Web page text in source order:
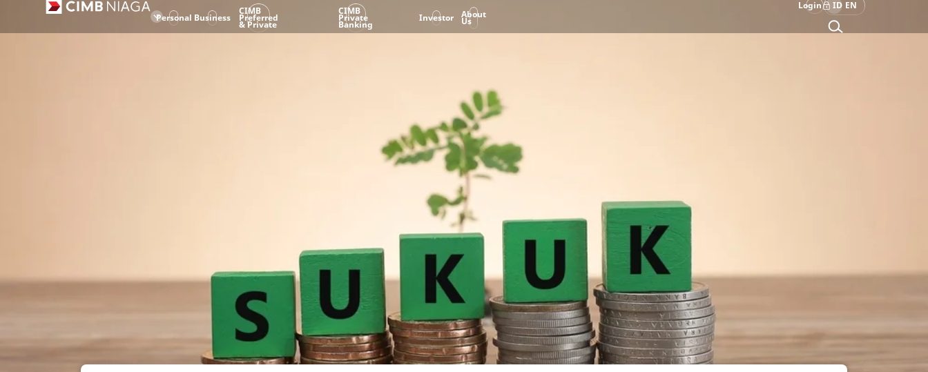
Personal Business
CIMB
Preferred
& Private
CIMB
Private
Banking
Investor About
Us
Login ID EN